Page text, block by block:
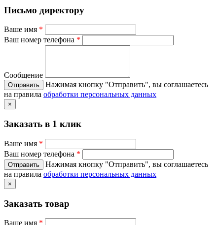
Письмо директору
Ваше имя *
Ваш номер телефона *
Сообщение
Нажимая кнопку "Отправить", вы соглашаетесь
на правила обработки персональных данных
×
Заказать в 1 клик
Ваше имя *
Ваш номер телефона *
Нажимая кнопку "Отправить", вы соглашаетесь
на правила обработки персональных данных
×
Заказать товар
Ваше имя *